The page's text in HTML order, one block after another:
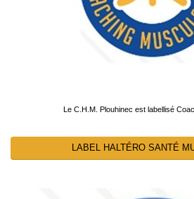
Le C.H.M. Plouhinec est labellisé
LABEL HALTÉRO SANTÉ